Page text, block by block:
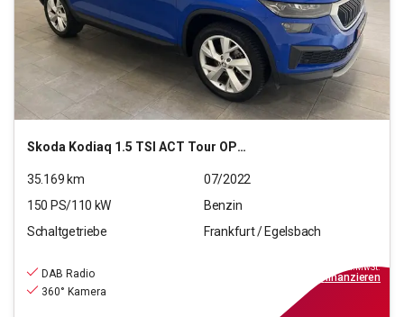
Skoda Kodiaq 1.5 TSI ACT Tour OPF (EURO 6d)
35.169 km
07/2022
150 PS/110 kW
Benzin
Schaltgetriebe
Frankfurt / Egelsbach
DAB Radio
360° Kamera
inkl.MwSt.
finanzieren